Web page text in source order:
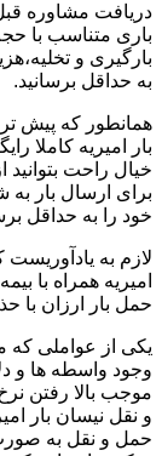
دریافت مشاوره
باری متناسب با
بارگیری و
به حداقل برسانید.
همانطور که پیش
بار امیریه کاملا
خیال راحت
برای ارسال بار به
خود را به حداقل
لازم به
امیریه همراه با
حمل بار ارزان با
یکی از عواملی که
وجود واسطه ها و
موجب بالا رفتن
و نقل نیسان بار
حمل و نقل به صورت